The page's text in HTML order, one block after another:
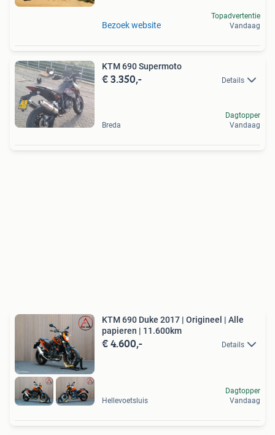
Bezoek website
Topadvertentie
Vandaag
KTM 690 Supermoto
€ 3.350,- Details
Breda
Dagtopper
Vandaag
KTM 690 Duke 2017 | Origineel | Alle
papieren | 11.600km
€ 4.600,- Details
Hellevoetsluis
Dagtopper
Vandaag